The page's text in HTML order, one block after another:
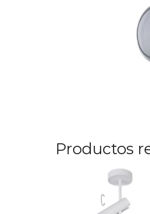
Productos